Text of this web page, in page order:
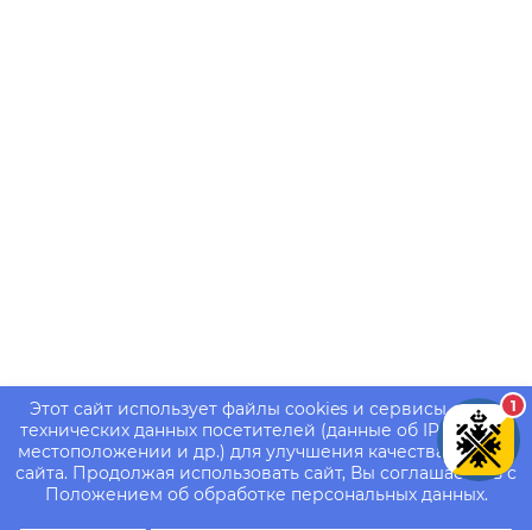
Этот сайт использует файлы cookies и сервисы сбора
технических данных посетителей (данные об IP-адресе,
местоположении и др.) для улучшения качества работы
сайта. Продолжая использовать сайт, Вы соглашаетесь с
Положением об обработке персональных данных.
1